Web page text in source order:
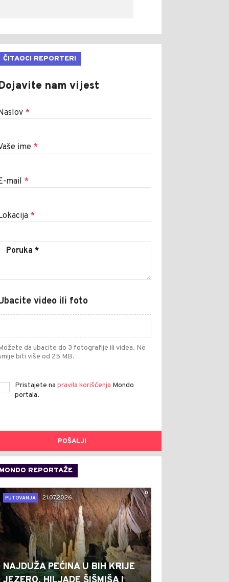
ČITAOCI REPORTERI
nam vijest
*
ime *
mail *
*
video ili foto
da ubacite do 3 fotografije ili videa. Ne
biti više od 25 MB.
Pristajete na pravila korišćenja Mondo
portala.
POŠALJI
MONDO REPORTAŽE
0
PUTOVANJA
21.07.2026.
NAJDUŽA PEĆINA U BIH KRIJE